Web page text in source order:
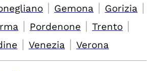
| Gemona | Gorizia |
| Pordenone | Trento |
| Venezia | Verona